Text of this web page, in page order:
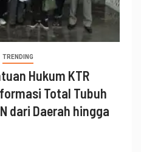
TRENDING
Hukum KTR
Total Tubuh
dari Daerah hingga